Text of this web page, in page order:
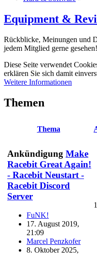
Equipment &
Rückblicke, Meinungen und
jedem Mitglied gerne gesehen!
Diese Seite verwendet
erklären Sie sich damit
Weitere Informationen
Themen
Thema
Ankündigung Make
Racebit Great Again!
- Racebit Neustart -
Racebit Discord
Server
FuNK!
17. August 2019,
21:09
Marcel Penzkofer
8. Oktober 2025,